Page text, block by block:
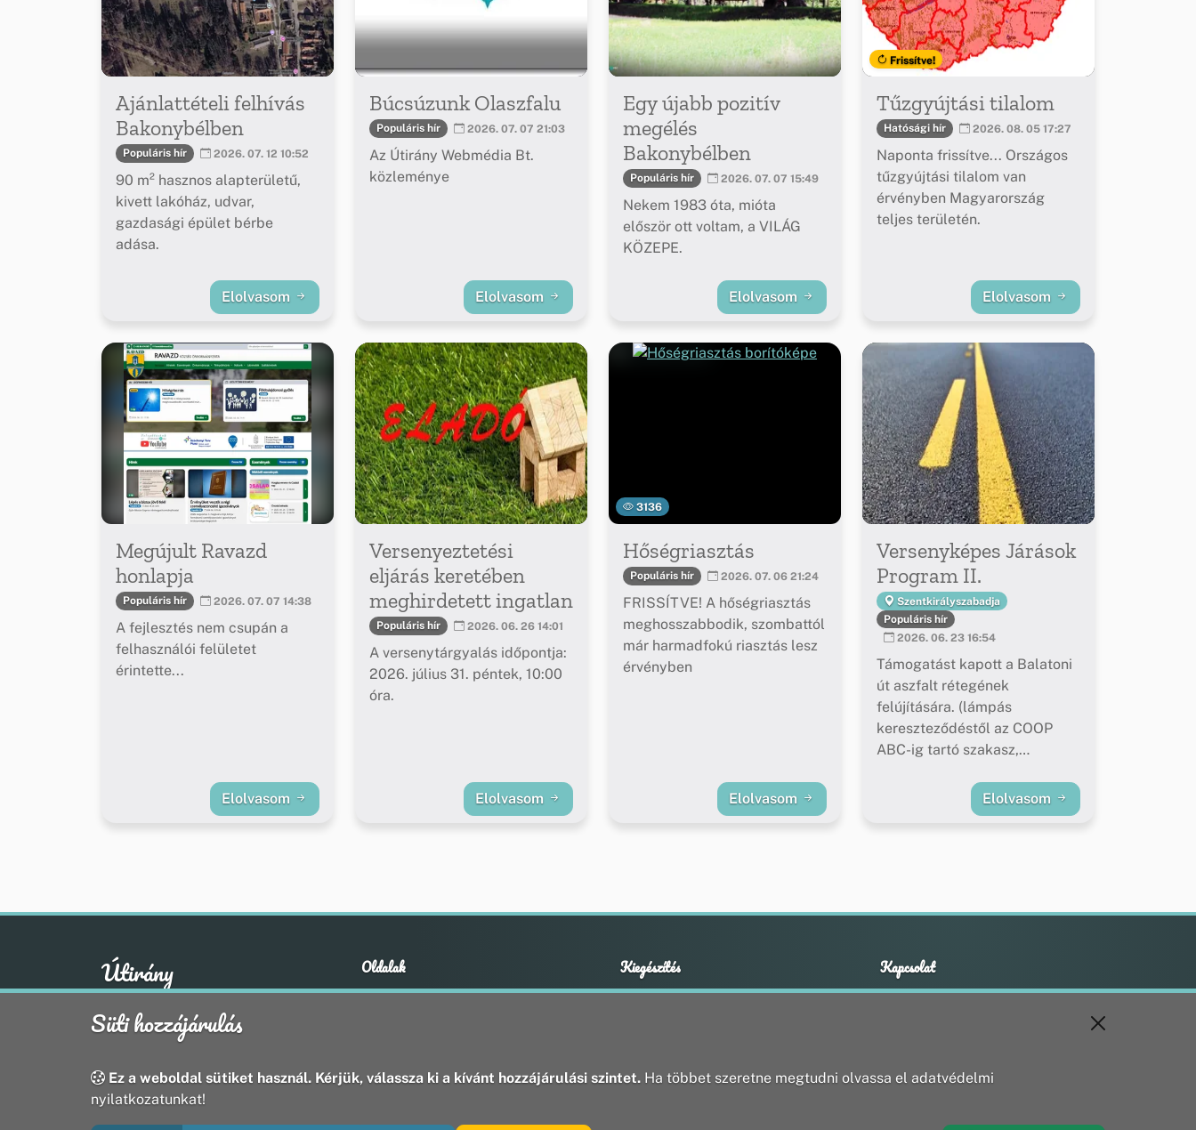
Ajánlattételi felhívás
Bakonybélben
Populáris hír 2026. 07. 12 10:52
90 m² hasznos alapterületű,
kivett lakóház, udvar,
gazdasági épület bérbe
adása.
Elolvasom
Búcsúzunk Olaszfalu
Populáris hír 2026. 07. 07 21:03
Az Útirány Webmédia Bt.
közleménye
Elolvasom
Egy újabb pozitív
megélés
Bakonybélben
Populáris hír 2026. 07. 07 15:49
Nekem 1983 óta, mióta
először ott voltam, a VILÁG
KÖZEPE.
Elolvasom
Frissítve!
Tűzgyújtási tilalom
Hatósági hír 2026. 08. 05 17:27
Naponta frissítve... Országos
tűzgyújtási tilalom van
érvényben Magyarország
teljes területén.
Elolvasom
Megújult Ravazd
honlapja
Populáris hír 2026. 07. 07 14:38
A fejlesztés nem csupán a
felhasználói felületet
érintette...
Elolvasom
Versenyeztetési
eljárás keretében
meghirdetett ingatlan
Populáris hír 2026. 06. 26 14:01
A versenytárgyalás időpontja:
2026. július 31. péntek, 10:00
óra.
Elolvasom
3136
Hőségriasztás
Populáris hír 2026. 07. 06 21:24
FRISSÍTVE! A hőségriasztás
meghosszabbodik, szombattól
már harmadfokú riasztás lesz
érvényben
Elolvasom
Versenyképes Járások
Program II.
Szentkirályszabadja
Populáris hír
2026. 06. 23 16:54
Támogatást kapott a Balatoni
út aszfalt rétegének
felújítására. (lámpás
kereszteződéstől az COOP
ABC-ig tartó szakasz,
Elolvasom
Útirány Oldalak
Hírek
Kiegészítés
Adatvédelmi nyilatkozat
Kapcsolat
+36 20 211 1888
Süti hozzájárulás
Ez a weboldal sütiket használ. Kérjük, válassza ki a kívánt hozzájárulási szintet. Ha többet szeretne megtudni olvassa el adatvédelmi
nyilatkozatunkat!